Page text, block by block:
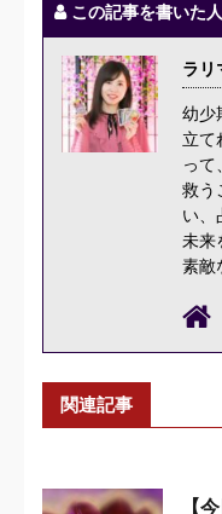
この記事を書いた人
ラリ
幼少
立て
って
救う
い、
未来
素敵
関連記事
【